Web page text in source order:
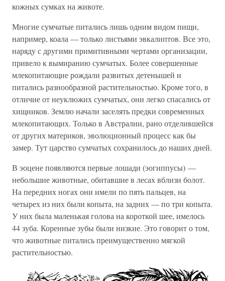
кожных сумках на животе.
Многие сумчатые питались лишь одним видом пищи,
например, коала — только листьями эвкалиптов. Все это,
наряду с другими примитивными чертами организации,
привело к вымиранию сумчатых. Более совершенные
млекопитающие рождали развитых детенышей и
питались разнообразной растительностью. Кроме того, в
отличие от неуклюжих сумчатых, они легко спасались от
хищников. Землю начали заселять предки современных
млекопитающих. Только в Австралии, рано отделившейся
от других материков, эволюционный процесс как бы
замер. Тут царство сумчатых сохранилось до наших дней.
В эоцене появляются первые лошади (эогиппусы) —
небольшие животные, обитавшие в лесах вблизи болот.
На передних ногах они имели по пять пальцев, на
четырех из них были копыта, на задних — по три копыта.
У них была маленькая голова на короткой шее, имелось
44 зуба. Коренные зубы были низкие. Это говорит о том,
что животные питались преимущественно мягкой
растительностью.